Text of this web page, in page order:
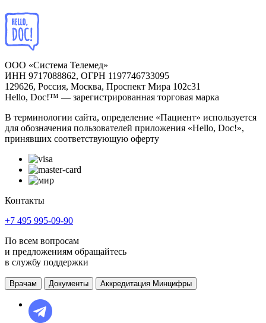
ООО «Система Телемед»
ИНН 9717088862, ОГРН 1197746733095
129626, Россия, Москва, Проспект Мира 102с31
Hello, Doc!™ — зарегистрированная торговая марка
В терминологии сайта, определение «Пациент» используется
для обозначения пользователей приложения «Hello, Doc!»,
принявших соответствующую оферту
Контакты
+7 495 995-09-90
По всем вопросам
и предложениям обращайтесь
в службу поддержки
Врачам Документы Аккредитация Минцифры